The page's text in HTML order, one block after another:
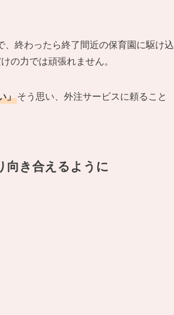
終わったら終了間近の保育園に駆け込
の力では頑張れません。
」そう思い、外注サービスに頼ること
向き合えるように